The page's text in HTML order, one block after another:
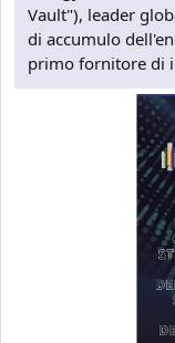
Vault"), leader
di accumulo
primo fornitore di